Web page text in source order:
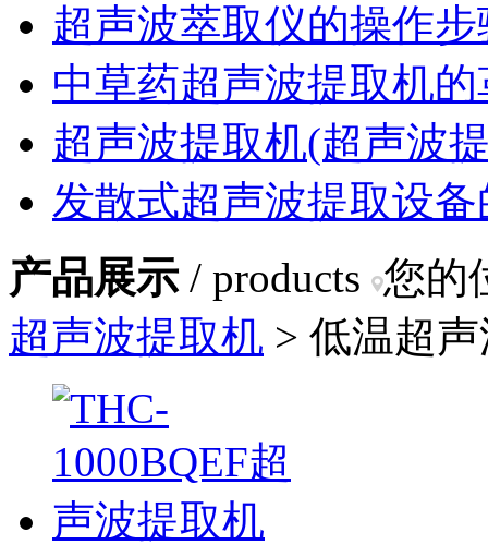
超声波萃取仪的操作
中草药超声波提取机
超声波提取机(超声波
发散式超声波提取设
产品展示 / products 您的
超声波提取机 > 低温超